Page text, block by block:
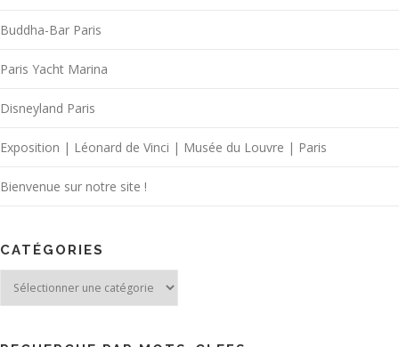
Buddha-Bar Paris
Paris Yacht Marina
Disneyland Paris
Exposition | Léonard de Vinci | Musée du Louvre | Paris
Bienvenue sur notre site !
CATÉGORIES